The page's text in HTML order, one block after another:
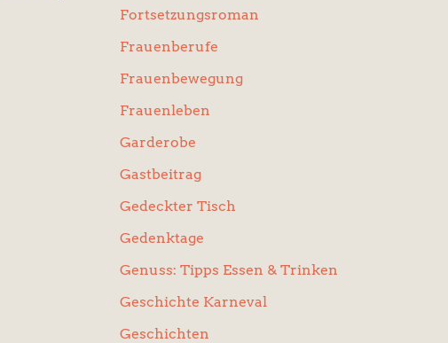
Fortsetzungsroman
Frauenberufe
Frauenbewegung
Frauenleben
Garderobe
Gastbeitrag
Gedeckter Tisch
Gedenktage
Genuss: Tipps Essen & Trinken
Geschichte Karneval
Geschichten